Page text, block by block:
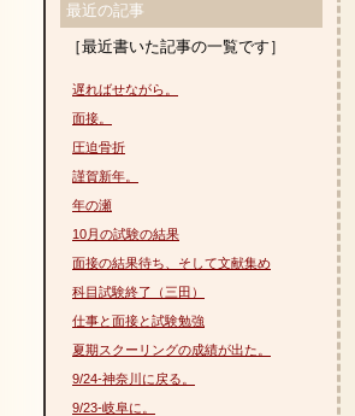
最近の記事
［最近書いた記事の一覧です］
遅ればせながら。
面接。
圧迫骨折
謹賀新年。
年の瀬
10月の試験の結果
面接の結果待ち、そして文献集め
科目試験終了（三田）
仕事と面接と試験勉強
夏期スクーリングの成績が出た。
9/24-神奈川に戻る。
9/23-岐阜に。